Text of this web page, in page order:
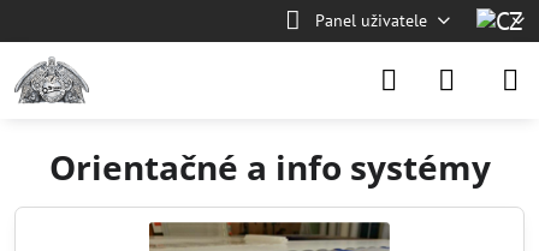
Panel uživatele
Orientačné a info systémy